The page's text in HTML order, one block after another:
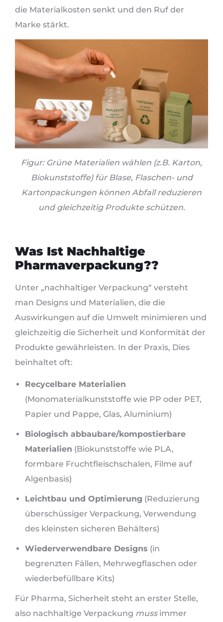
die Materialkosten senkt und den Ruf der
Marke stärkt.
Figur: Grüne Materialien wählen (z.B. Karton,
Biokunststoffe) für Blase, Flaschen- und
Kartonpackungen können Abfall reduzieren
und gleichzeitig Produkte schützen.
Was Ist Nachhaltige
Pharmaverpackung??
Unter „nachhaltiger Verpackung“ versteht
man Designs und Materialien, die die
Auswirkungen auf die Umwelt minimieren und
gleichzeitig die Sicherheit und Konformität der
Produkte gewährleisten. In der Praxis, Dies
beinhaltet oft:
Recycelbare Materialien
(Monomaterialkunststoffe wie PP oder PET,
Papier und Pappe, Glas, Aluminium)
Biologisch abbaubare/kompostierbare
Materialien (Biokunststoffe wie PLA,
formbare Fruchtfleischschalen, Filme auf
Algenbasis)
Leichtbau und Optimierung (Reduzierung
überschüssiger Verpackung, Verwendung
des kleinsten sicheren Behälters)
Wiederverwendbare Designs (in
begrenzten Fällen, Mehrwegflaschen oder
wiederbefüllbare Kits)
Für Pharma, Sicherheit steht an erster Stelle,
also nachhaltige Verpackung mussimmer